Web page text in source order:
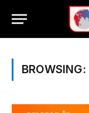
BROWSING: